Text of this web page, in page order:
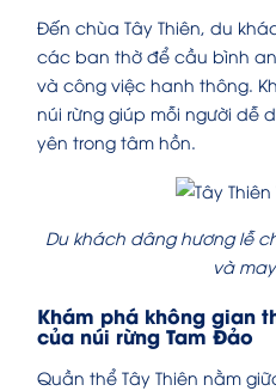
Đến chùa Tây Thiên, du
các ban thờ để cầu bình
và công việc hanh thông.
núi rừng giúp mỗi người dễ
yên trong tâm hồn.
Du khách dâng hương lễ
và
Khám phá không gian
của núi rừng Tam Đảo
Quần thể Tây Thiên nằm